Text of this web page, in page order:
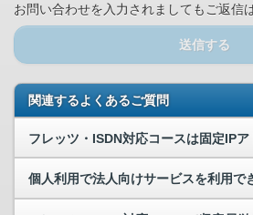
お問い合わせを入力されましてもご返信
送信する
関連するよくあるご質問
個人利用で法人向けサービスを利用で